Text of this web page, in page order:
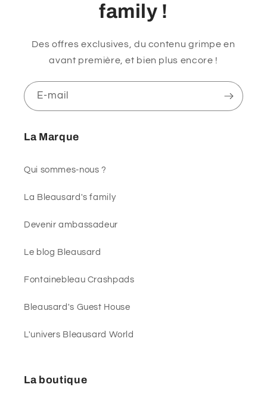
family !
Des offres exclusives, du contenu grimpe en
avant première, et bien plus encore !
E-mail
La Marque
Qui sommes-nous ?
La Bleausard's family
Devenir ambassadeur
Le blog Bleausard
Fontainebleau Crashpads
Bleausard's Guest House
L'univers Bleausard World
La boutique